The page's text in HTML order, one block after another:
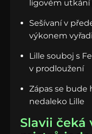
ligovém utkání
Sešívaní v
výkonem
Lille souboj s
v prodloužení
Zápas se bude
nedaleko Lille
Slavii čeká